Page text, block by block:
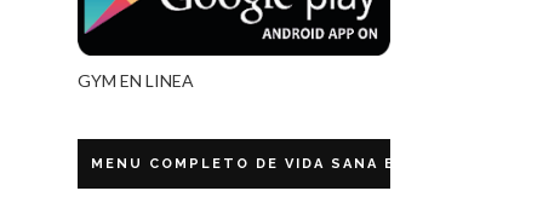
GYM EN LINEA
MENU COMPLETO DE VIDA SANA ECUADOR